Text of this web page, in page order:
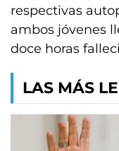
respectivas
ambos jóvenes
doce horas
LAS MÁS